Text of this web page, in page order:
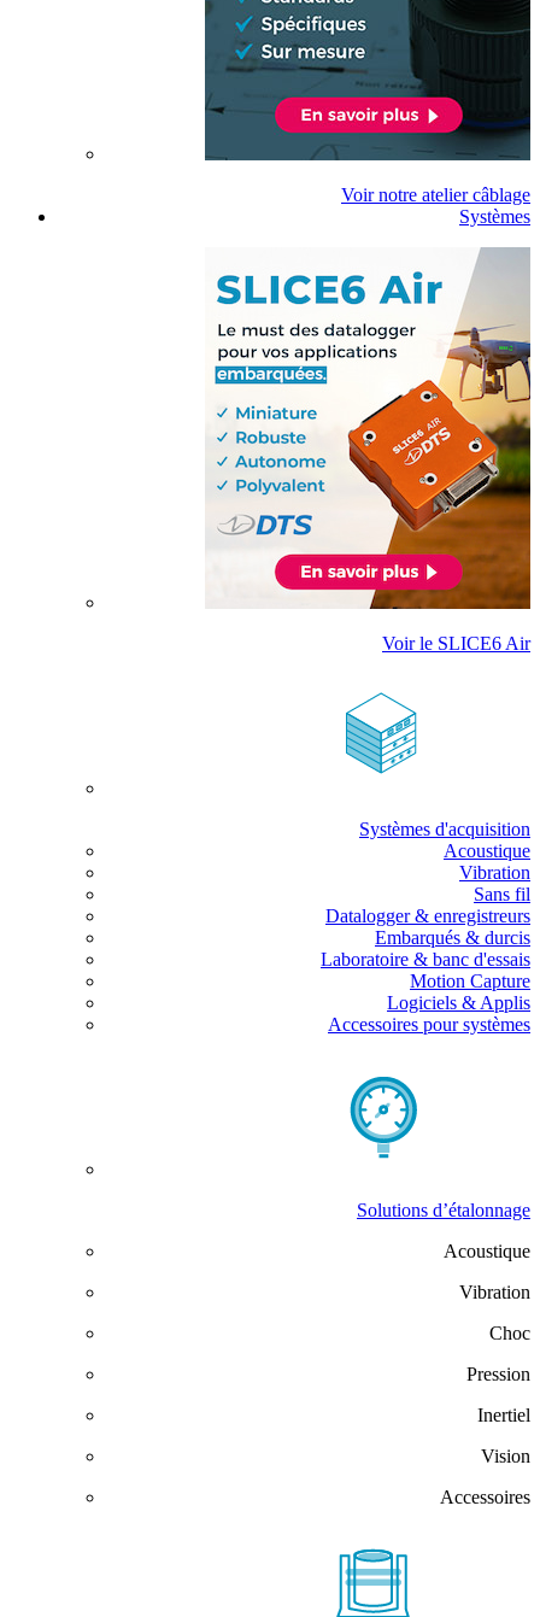
Voir notre atelier câblage
Systèmes
Voir le SLICE6 Air
Systèmes d'acquisition
Acoustique
Vibration
Sans fil
Datalogger & enregistreurs
Embarqués & durcis
Laboratoire & banc d'essais
Motion Capture
Logiciels & Applis
Accessoires pour systèmes
Solutions d’étalonnage
Acoustique
Vibration
Choc
Pression
Inertiel
Vision
Accessoires